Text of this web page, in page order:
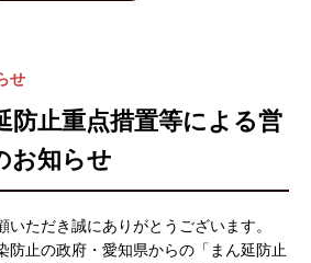
せ
防止重点措置等による営
お知らせ
いただき誠にありがとうございます。
防止の政府・愛知県からの「まん延防止